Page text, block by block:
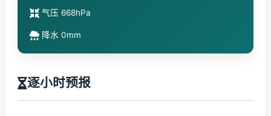
气压 668hPa
降水 0mm
逐小时预报